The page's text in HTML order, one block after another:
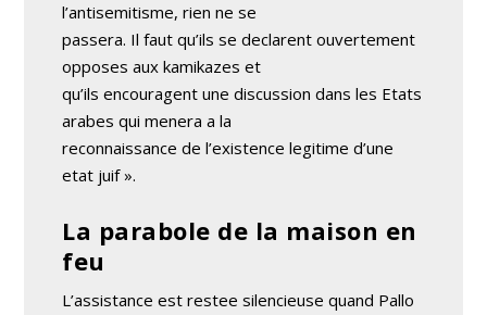
l’antisemitisme, rien ne se
passera. Il faut qu’ils se declarent ouvertement
opposes aux kamikazes et
qu’ils encouragent une discussion dans les Etats
arabes qui menera a la
reconnaissance de l’existence legitime d’une
etat juif ».
La parabole de la maison en
feu
L’assistance est restee silencieuse quand Pallo